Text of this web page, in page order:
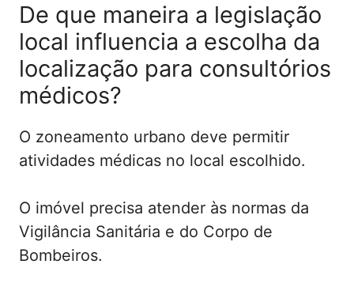
De que maneira a legislação
local influencia a escolha da
localização para consultórios
médicos?
O zoneamento urbano deve permitir
atividades médicas no local escolhido.
O imóvel precisa atender às normas da
Vigilância Sanitária e do Corpo de
Bombeiros.